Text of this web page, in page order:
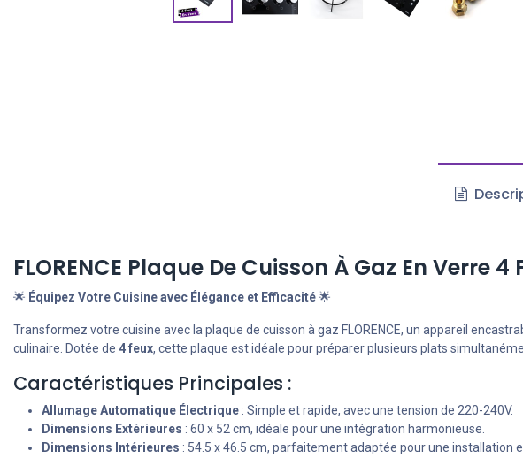
FLORENCE Plaque De Cuisson À Gaz En Verre 4
🌟 Équipez Votre Cuisine avec Élégance et Efficacité🌟
Transformez votre cuisine avec la plaque de cuisson à gaz FLORENCE, un appareil
culinaire. Dotée de 4 feux, cette plaque est idéale pour préparer plusieurs plats
Caractéristiques Principales :
Allumage Automatique Électrique : Simple et rapide, avec une tension de 220-240V.
Dimensions Extérieures : 60 x 52 cm, idéale pour une intégration harmonieuse.
Dimensions Intérieures : 54.5 x 46.5 cm, parfaitement adaptée pour une installation